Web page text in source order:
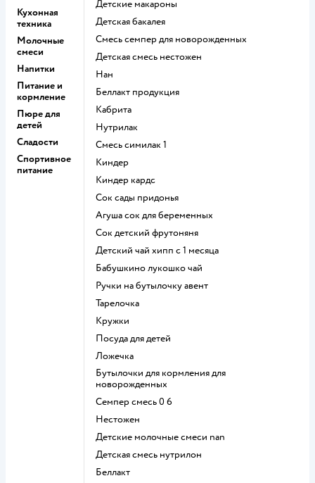
Кухонная
техника
Молочные
смеси
Напитки
Питание и
кормление
Пюре для
детей
Сладости
Спортивное
питание
детские макароны
детская бакалея
смесь семпер для новорожденных
детская смесь нестожен
нан
беллакт продукция
кабрита
нутрилак
смесь симилак 1
киндер
киндер кардс
сок сады придонья
агуша сок для беременных
сок детский фрутоняня
детский чай хипп с 1 месяца
бабушкино лукошко чай
ручки на бутылочку авент
тарелочка
кружки
посуда для детей
ложечка
бутылочки для кормления для
новорожденных
семпер смесь 0 6
нестожен
Детские молочные смеси nan
детская смесь нутрилон
беллакт